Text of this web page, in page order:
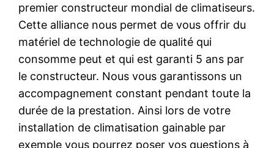
premier constructeur mondial de climatiseurs.
Cette alliance nous permet de vous offrir du
matériel de technologie de qualité qui
consomme peut et qui est garanti 5 ans par
le constructeur. Nous vous garantissons un
accompagnement constant pendant toute la
durée de la prestation. Ainsi lors de votre
installation de climatisation gainable par
exemple vous pourrez poser vos questions à